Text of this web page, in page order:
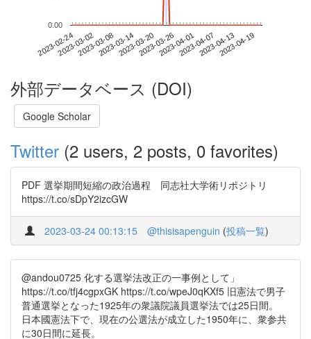
2023-02-242023-03-022023-03-082023-03-142023-03-202023-03-262023-04-012023-04-072023-04-132023-04-19
0.00
外部データベース (DOI)
Google Scholar
Twitter (2 users, 2 posts, 0 favorites)
PDF 選挙期間短縮の政治過程 同志社大学術リポジトリ
https://t.co/sDpY2izcGW
2023-03-24 00:13:15 @thisisapenguin (投稿一覧)
@andou0725 化する選挙法改正の一事例として」
https://t.co/tfj4cgpxGK https://t.co/wpeJ0qKXf5 旧憲法で男子
普通選挙となった1925年の衆議院議員選挙法では25日間。
日本國憲法下で、現在の公選法が成立した1950年に、衆参共
に30日間に延長。